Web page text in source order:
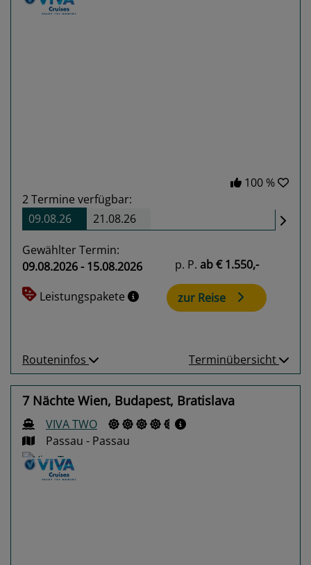
100 %
2Termine verfügbar:
09.08.26
21.08.26
Gewählter Termin:
09.08.2026 - 15.08.2026
Leistungspakete
p. P. ab€ 1.550,-
zur Reise
Routeninfos Terminübersicht
7 Nächte Wien, Budapest, Bratislava
VIVA TWO
Passau - Passau